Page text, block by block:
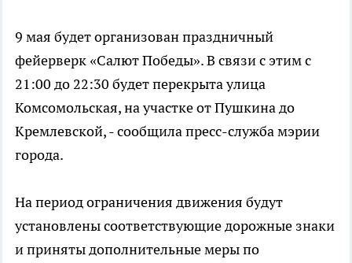
9 мая будет организован праздничный
фейерверк «Салют Победы». В связи с этим с
21:00 до 22:30 будет перекрыта улица
Комсомольская, на участке от Пушкина до
Кремлевской, - сообщила пресс-служба мэрии
города.
На период ограничения движения будут
установлены соответствующие дорожные знаки
и приняты дополнительные меры по